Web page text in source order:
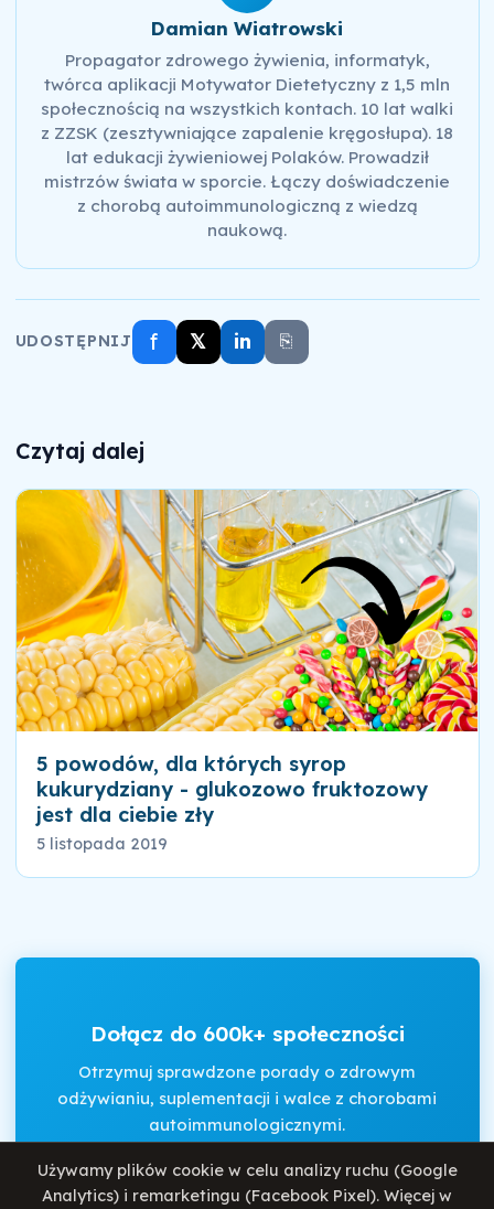
Damian Wiatrowski
Propagator zdrowego żywienia, informatyk,
twórca aplikacji Motywator Dietetyczny z 1,5 mln
społecznością na wszystkich kontach. 10 lat walki
z ZZSK (zesztywniające zapalenie kręgosłupa). 18
lat edukacji żywieniowej Polaków. Prowadził
mistrzów świata w sporcie. Łączy doświadczenie
z chorobą autoimmunologiczną z wiedzą
naukową.
UDOSTĘPNIJ f 𝕏 in ⎘
Czytaj dalej
5 powodów, dla których syrop
kukurydziany - glukozowo fruktozowy
jest dla ciebie zły
5 listopada 2019
Dołącz do 600k+ społeczności
Otrzymuj sprawdzone porady o zdrowym
odżywianiu, suplementacji i walce z chorobami
autoimmunologicznymi.
Używamy plików cookie w celu analizy ruchu (Google
Analytics) i remarketingu (Facebook Pixel). Więcej w